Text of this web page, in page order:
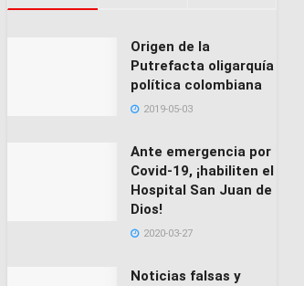
Origen de la
Putrefacta oligarquía
política colombiana
2019-05-03
Ante emergencia por
Covid-19, ¡habiliten el
Hospital San Juan de
Dios!
2020-03-27
Noticias falsas y